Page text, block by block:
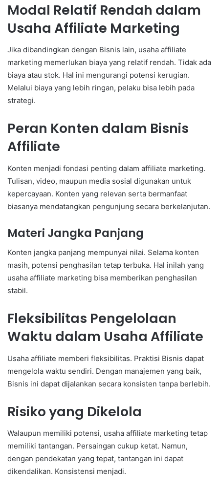
Modal Relatif Rendah dalam
Usaha Affiliate Marketing
Jika dibandingkan dengan Bisnis lain, usaha affiliate
marketing memerlukan biaya yang relatif rendah. Tidak ada
biaya atau stok. Hal ini mengurangi potensi kerugian.
Melalui biaya yang lebih ringan, pelaku bisa lebih pada
strategi.
Peran Konten dalam Bisnis
Affiliate
Konten menjadi fondasi penting dalam affiliate marketing.
Tulisan, video, maupun media sosial digunakan untuk
kepercayaan. Konten yang relevan serta bermanfaat
biasanya mendatangkan pengunjung secara berkelanjutan.
Materi Jangka Panjang
Konten jangka panjang mempunyai nilai. Selama konten
masih, potensi penghasilan tetap terbuka. Hal inilah yang
usaha affiliate marketing bisa memberikan penghasilan
stabil.
Fleksibilitas Pengelolaan
Waktu dalam Usaha Affiliate
Usaha affiliate memberi fleksibilitas. Praktisi Bisnis dapat
mengelola waktu sendiri. Dengan manajemen yang baik,
Bisnis ini dapat dijalankan secara konsisten tanpa berlebih.
Risiko yang Dikelola
Walaupun memiliki potensi, usaha affiliate marketing tetap
memiliki tantangan. Persaingan cukup ketat. Namun,
dengan pendekatan yang tepat, tantangan ini dapat
dikendalikan. Konsistensi menjadi.